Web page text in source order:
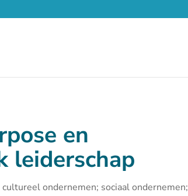
en
leiderschap
ondernemen; sociaal ondernemen;